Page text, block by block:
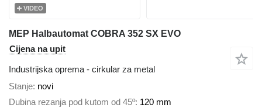
VIDEO
MEP Halbautomat COBRA 352 SX EVO
Cijena na upit
Industrijska oprema - cirkular za metal
Stanje novi
Dubina rezanja pod kutom od 45º 120 mm